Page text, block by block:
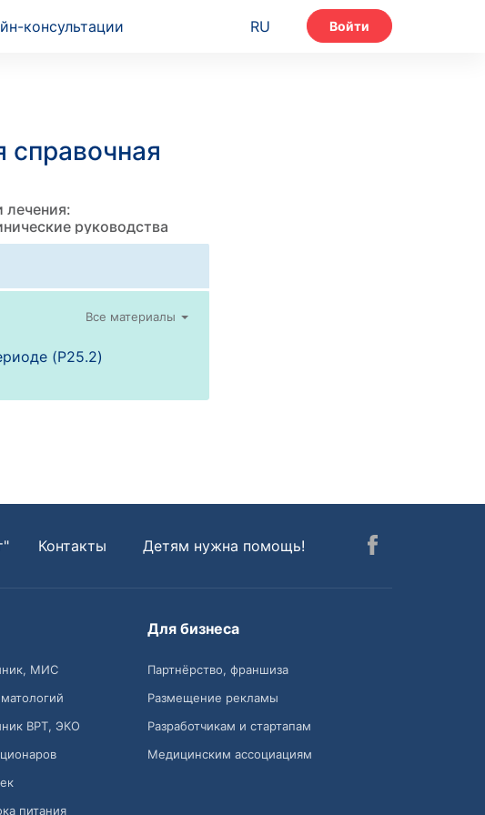
консультации RU Войти
лечения:
руководства
Все материалы
(P25.2)
Контакты Детям нужна помощь!
МИС
ВРТ, ЭКО
питания
Для бизнеса
Партнёрство, франшиза
Размещение рекламы
Разработчикам и стартапам
Медицинским ассоциациям